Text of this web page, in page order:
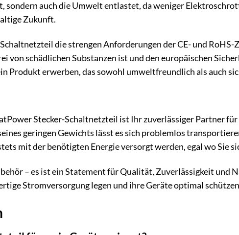
sondern auch die Umwelt entlastet, da weniger
Zukunft.
die strengen Anforderungen der CE- und
von schädlichen Substanzen ist und den europäischen
Produkt erwerben, das sowohl umweltfreundlich als auch
Stecker-Schaltnetzteil ist Ihr zuverlässiger Partner
geringen Gewichts lässt es sich problemlos
mit der benötigten Energie versorgt werden, egal wo Sie
– es ist ein Statement für Qualität, Zuverlässigkeit und
Stromversorgung legen und ihre Geräte optimal